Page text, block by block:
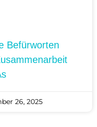
Befürworten
26, 2025